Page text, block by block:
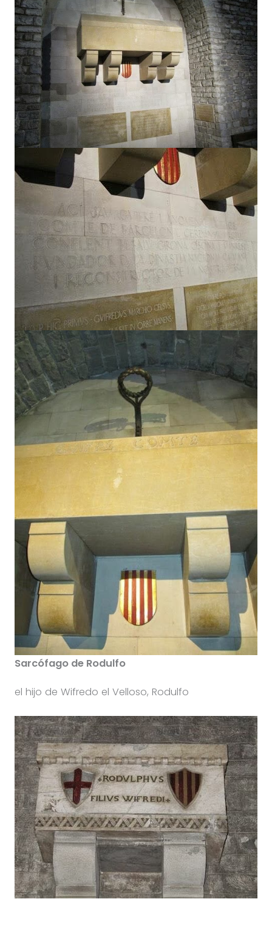
Sarcófago de Rodulfo
el hijo de Wifredo el Velloso, Rodulfo